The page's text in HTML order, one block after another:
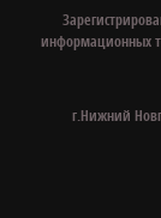
информационных
г.Нижний